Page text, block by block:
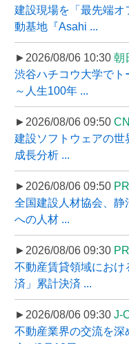
建設現場を「最先端
動基地『Asahi ...
►2026/08/06 10:30 朝
渋谷ハチコウ大学で
～人生100年 ...
►2026/08/06 09:50
建設ソフトウェアの
成長分析 ...
►2026/08/06 09:50
全国建設人材協会、
への人材 ...
►2026/08/06 09:30
不動産賃貸領域にお
済」累計決済 ...
►2026/08/06 09:30 J-
不動産業界の交流を